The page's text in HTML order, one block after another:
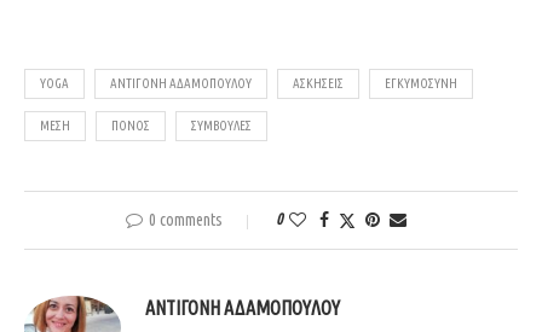
YOGA ΑΝΤΙΓΌΝΗ ΑΔΑΜΟΠΟΎΛΟΥ ΑΣΚΗΣΕΙΣ ΕΓΚΥΜΟΣΥΝΗ
ΜΕΣΗ ΠΟΝΟΣ ΣΥΜΒΟΥΛΈΣ
0 comments 0
ΑΝΤΙΓΌΝΗ ΑΔΑΜΟΠΟΎΛΟΥ